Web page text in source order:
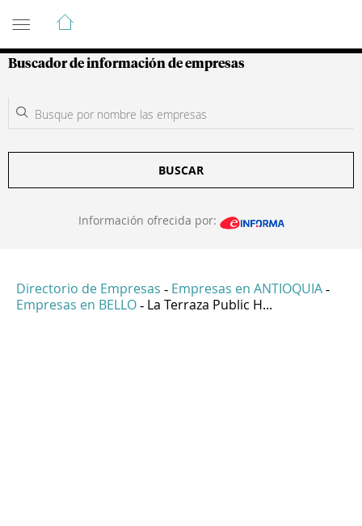
Guía de Empresas Colombianas
Buscador de información de empresas
BUSCAR
Información ofrecida por:
Directorio de Empresas - Empresas en ANTIOQUIA -
Empresas en BELLO - La Terraza Public H...